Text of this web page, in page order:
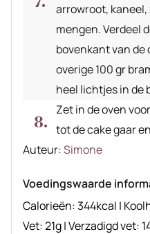
arrowroot,
mengen. Verdeel
bovenkant van de
overige 100 gr
heel lichtjes in de
Zet in de oven
tot de cake gaar
Auteur
Auteur:Simone
Voedingswaarde
Calorieën:344kcal |
Vet:21g|Verzadigd vet: